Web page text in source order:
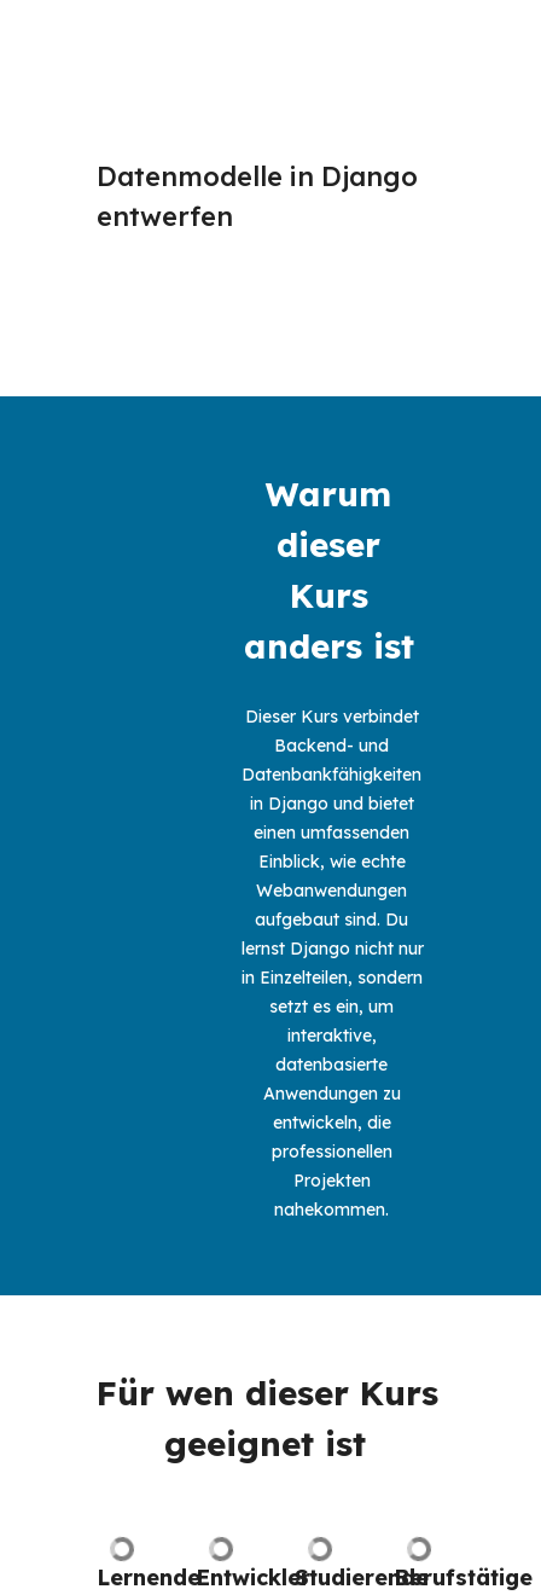
Datenmodelle in Django
entwerfen
Warum
dieser
Kurs
anders ist
Dieser Kurs verbindet
Backend- und
Datenbankfähigkeiten
in Django und bietet
einen umfassenden
Einblick, wie echte
Webanwendungen
aufgebaut sind. Du
lernst Django nicht nur
in Einzelteilen, sondern
setzt es ein, um
interaktive,
datenbasierte
Anwendungen zu
entwickeln, die
professionellen
Projekten
nahekommen.
Für wen dieser Kurs
geeignet ist
LernendeEntwicklerStudierendeBerufstätige